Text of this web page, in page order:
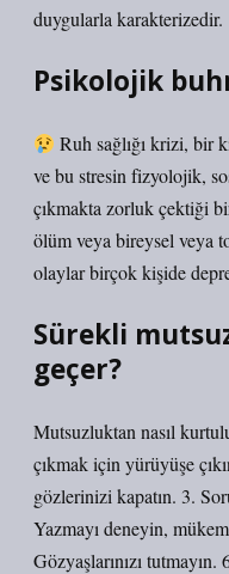
duygularla karakterizedir.
Psikolojik
Ruh sağlığı krizi, bir
ve bu stresin fizyolojik,
çıkmakta zorluk çektiği
ölüm veya bireysel veya
olaylar birçok kişide
Sürekli
geçer?
Mutsuzluktan nasıl
çıkmak için yürüyüşe
gözlerinizi kapatın. 3.
Yazmayı deneyin,
Gözyaşlarınızı